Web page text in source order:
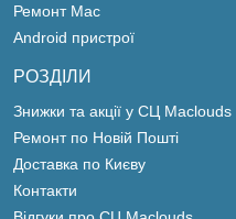
Ремонт Mac
Android пристрої
РОЗДІЛИ
Знижки та акції у СЦ Maclouds
Ремонт по Новій Пошті
Доставка по Києву
Контакти